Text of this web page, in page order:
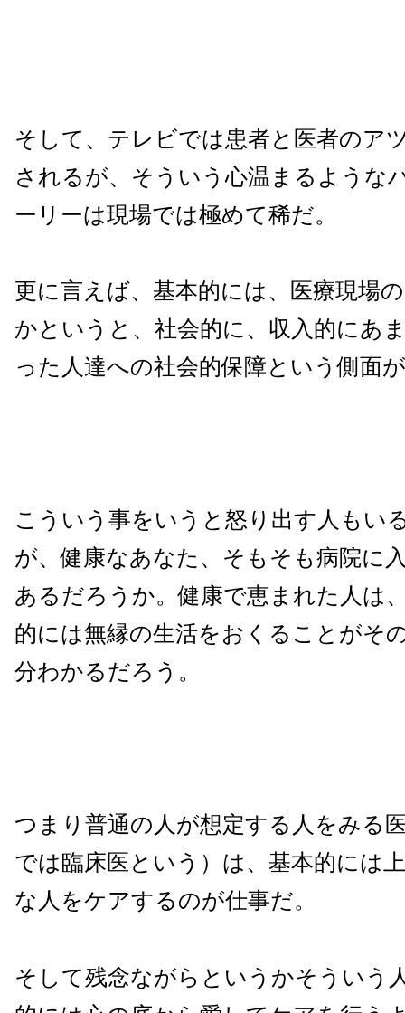
そして、テレビでは患者と医者のア
されるが、そういう心温まるような
ーリーは現場では極めて稀だ。
更に言えば、基本的には、医療現場
かというと、社会的に、収入的にあ
った人達への社会的保障という側面
こういう事をいうと怒り出す人もい
が、健康なあなた、そもそも病院に
あるだろうか。健康で恵まれた人は
的には無縁の生活をおくることがそ
分わかるだろう。
つまり普通の人が想定する人をみる
では臨床医という）は、基本的には
な人をケアするのが仕事だ。
そして残念ながらというかそういう